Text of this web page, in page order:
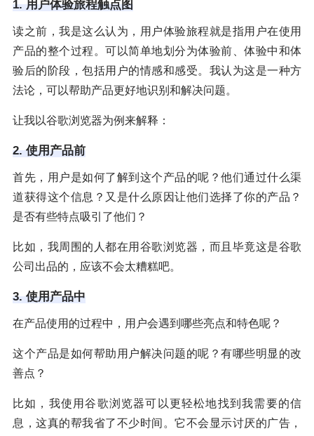
1. 用户体验旅程触点图
读之前，我是这么认为，用户体验旅程就是指用户在使用
产品的整个过程。可以简单地划分为体验前、体验中和体
验后的阶段，包括用户的情感和感受。我认为这是一种方
法论，可以帮助产品更好地识别和解决问题。
让我以谷歌浏览器为例来解释：
2. 使用产品前
首先，用户是如何了解到这个产品的呢？他们通过什么渠
道获得这个信息？又是什么原因让他们选择了你的产品？
是否有些特点吸引了他们？
比如，我周围的人都在用谷歌浏览器，而且毕竟这是谷歌
公司出品的，应该不会太糟糕吧。
3. 使用产品中
在产品使用的过程中，用户会遇到哪些亮点和特色呢？
这个产品是如何帮助用户解决问题的呢？有哪些明显的改
善点？
比如，我使用谷歌浏览器可以更轻松地找到我需要的信
息，这真的帮我省了不少时间。它不会显示讨厌的广告，